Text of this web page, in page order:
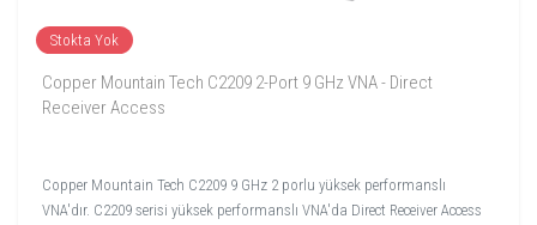
Stokta Yok
Copper Mountain Tech C2209 2-Port 9 GHz VNA - Direct
Receiver Access
Copper Mountain Tech C2209 9 GHz 2 porlu yüksek performanslı
VNA'dır. C2209 serisi yüksek performanslı VNA'da Direct Receiver Access